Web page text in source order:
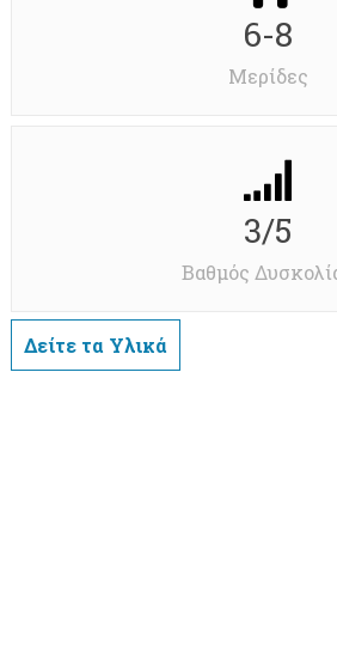
6-8
Μερίδες
3/5
Βαθμός
Δείτε τα Υλικά